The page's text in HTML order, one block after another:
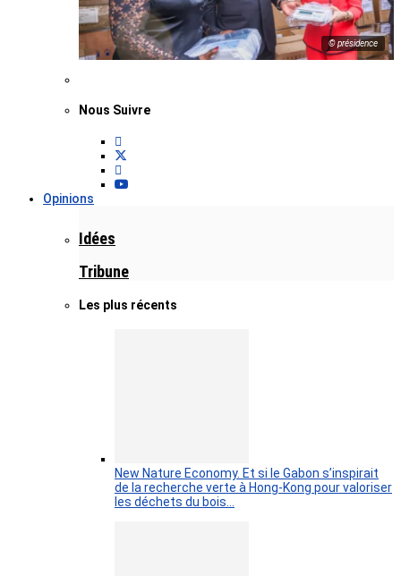
© présidence
Nous Suivre
Opinions
Idées
Tribune
Les plus récents
New Nature Economy. Et si le Gabon s’inspirait
de la recherche verte à Hong-Kong pour valoriser
les déchets du bois…